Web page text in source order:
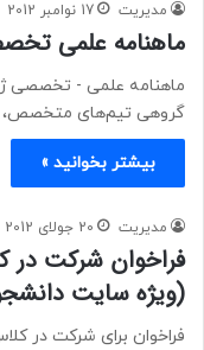
مدیریت 17 نوامبر 2012
ماهنامه علمی
ماهنامه علمی - تخصصی
گروهی تیم‌های متخصص،
بیشتر بخوانید »
مدیریت 20 جولای 2012
(ویژه سایت